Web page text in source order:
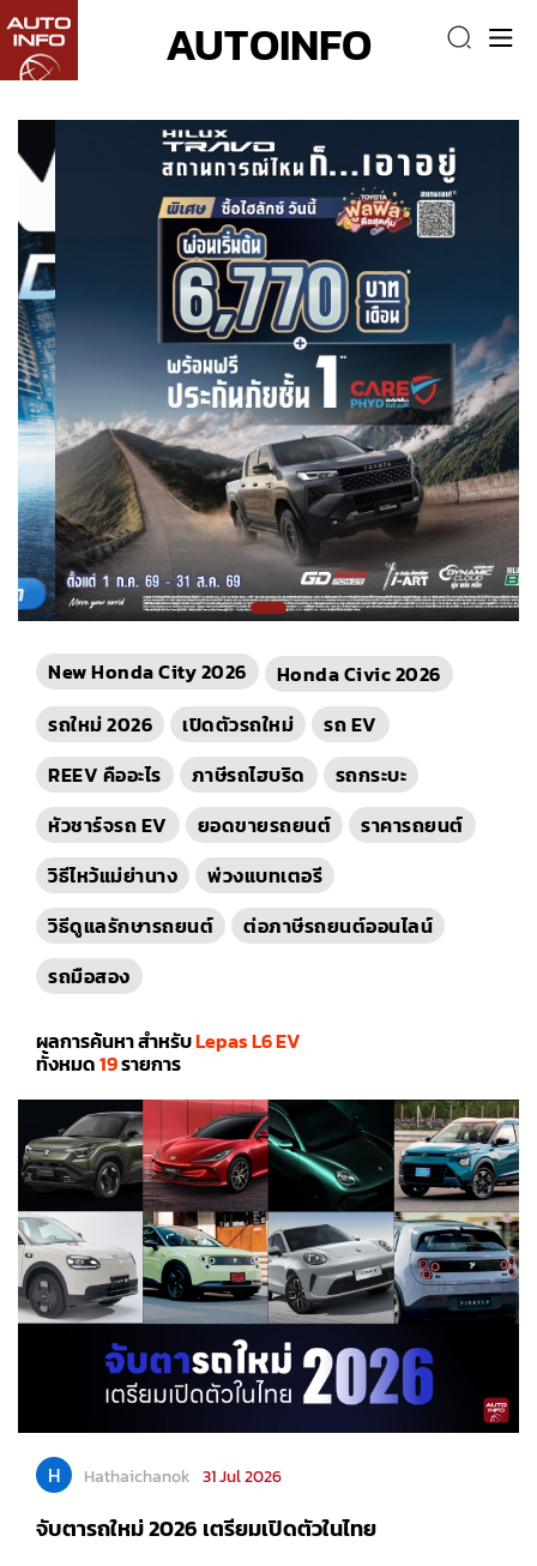
AUTOINFO
New Honda City 2026
Honda Civic 2026
รถใหม่ 2026
เปิดตัวรถใหม่
รถ EV
REEV คืออะไร
ภาษีรถไฮบริด
รถกระบะ
หัวชาร์จรถ EV
ยอดขายรถยนต์
ราคารถยนต์
วิธีไหว้แม่ย่านาง
พ่วงแบทเตอรี
วิธีดูแลรักษารถยนต์
ต่อภาษีรถยนต์ออนไลน์
รถมือสอง
ผลการค้นหา สำหรับLepas L6 EV
ทั้งหมด19รายการ
H Hathaichanok 31 Jul 2026
จับตารถใหม่ 2026 เตรียมเปิดตัวในไทย